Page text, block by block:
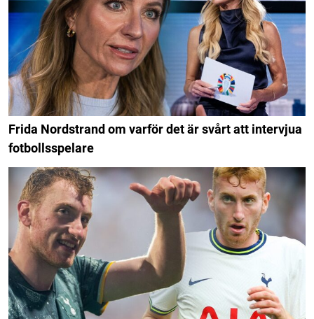
Frida Nordstrand om varför det är svårt att intervjua
fotbollsspelare